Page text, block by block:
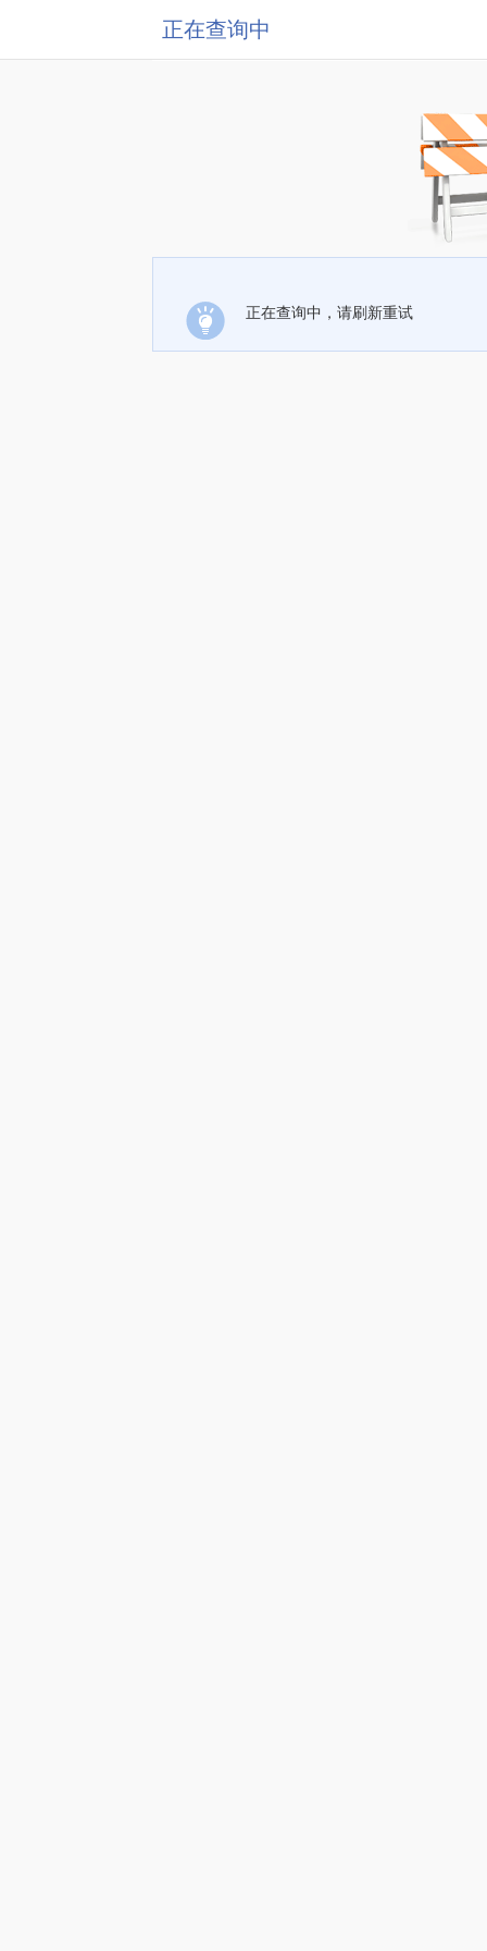
正在查询中
正在查询中，请刷新重试